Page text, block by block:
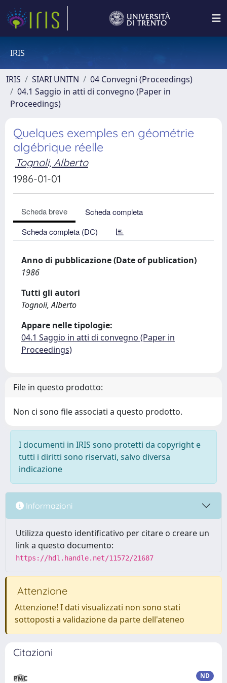
IRIS
IRIS SIARI UNITN
04 Convegni (Proceedings)
04.1 Saggio in atti di convegno (Paper in
Proceedings)
Quelques exemples en géométrie
algébrique réelle
Tognoli, Alberto
1986-01-01
Scheda breve
Scheda completa
Scheda completa (DC)
Anno di pubblicazione (Date of publication)
1986
Tutti gli autori
Tognoli, Alberto
Appare nelle tipologie:
04.1 Saggio in atti di convegno (Paper in
Proceedings)
File in questo prodotto:
Non ci sono file associati a questo prodotto.
I documenti in IRIS sono protetti da copyright e
tutti i diritti sono riservati, salvo diversa
indicazione
Informazioni
Utilizza questo identificativo per citare o creare un
link a questo documento:
https://hdl.handle.net/11572/21687
Attenzione
Attenzione! I dati visualizzati non sono stati
sottoposti a validazione da parte dell'ateneo
Citazioni
ND